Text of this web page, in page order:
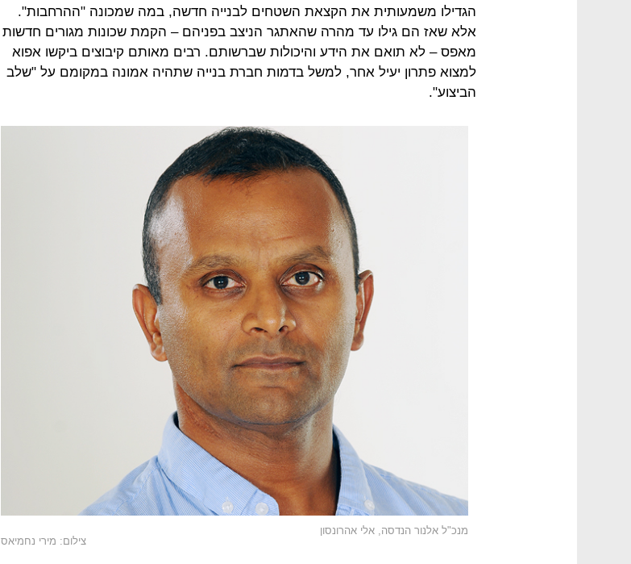
הגדילו משמעותית את הקצאת השטחים לבנייה חדשה, במה שמכונה "ההרחבות".
אלא שאז הם גילו עד מהרה שהאתגר הניצב בפניהם – הקמת שכונות מגורים חדשות
מאפס – לא תואם את הידע והיכולות שברשותם. רבים מאותם קיבוצים ביקשו אפוא
למצוא פתרון יעיל אחר, למשל בדמות חברת בנייה שתהיה אמונה במקומם על "שלב
הביצוע".
מנכ"ל אלנור הנדסה, אלי אהרונסון
צילום: מירי נחמיאס